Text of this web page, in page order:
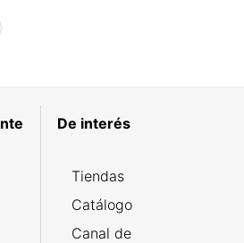
De interés
Tiendas
Catálogo
Canal de